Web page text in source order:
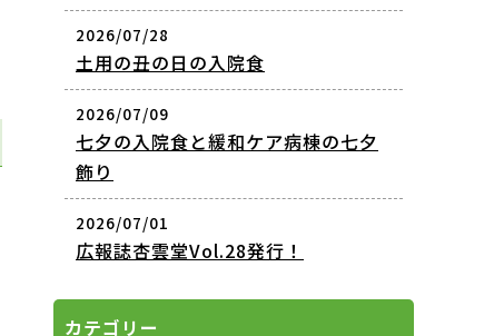
2026/07/28
土用の丑の日の入院食
2026/07/09
七夕の入院食と緩和ケア病棟の七夕
飾り
2026/07/01
広報誌杏雲堂Vol.28発行！
カテゴリー